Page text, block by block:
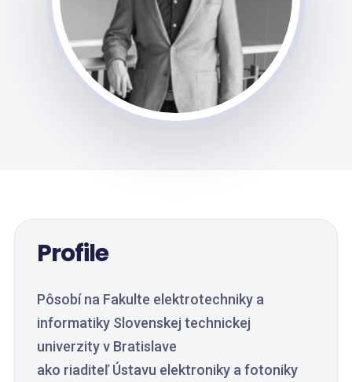
Profile
Pôsobí na Fakulte elektrotechniky a
informatiky Slovenskej technickej
univerzity v Bratislave
ako riaditeľ Ústavu elektroniky a fotoniky